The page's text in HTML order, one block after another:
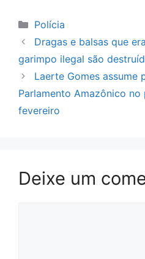
Categorias
Polícia
Dragas e balsas que
garimpo ilegal são
Laerte Gomes assume
Parlamento Amazônico
fevereiro
Deixe um